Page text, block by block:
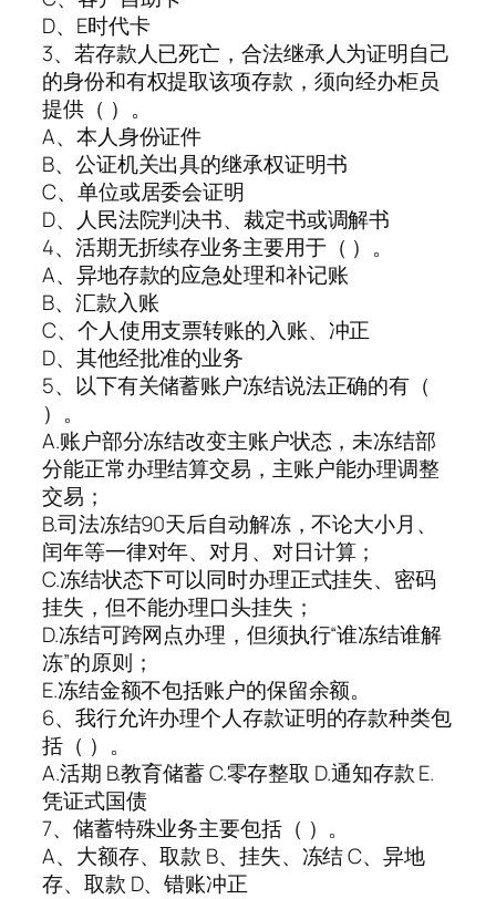
D、E时代卡
3、若存款人已死亡，合法继承人为证明自己
的身份和有权提取该项存款，须向经办柜员
提供（ ）。
A、本人身份证件
B、公证机关出具的继承权证明书
C、单位或居委会证明
D、人民法院判决书、裁定书或调解书
4、活期无折续存业务主要用于（ ）。
A、异地存款的应急处理和补记账
B、汇款入账
C、个人使用支票转账的入账、冲正
D、其他经批准的业务
5、以下有关储蓄账户冻结说法正确的有（
）。
A.账户部分冻结改变主账户状态，未冻结部
分能正常办理结算交易，主账户能办理调整
交易；
B.司法冻结90天后自动解冻，不论大小月、
闰年等一律对年、对月、对日计算；
C.冻结状态下可以同时办理正式挂失、密码
挂失，但不能办理口头挂失；
D.冻结可跨网点办理，但须执行“谁冻结谁解
冻”的原则；
E.冻结金额不包括账户的保留余额。
6、我行允许办理个人存款证明的存款种类包
括（ ）。
A.活期 B.教育储蓄 C.零存整取 D.通知存款 E.
凭证式国债
7、储蓄特殊业务主要包括（ ）。
A、大额存、取款 B、挂失、冻结 C、异地
存、取款 D、错账冲正